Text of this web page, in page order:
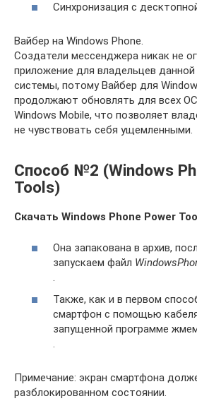
Синхронизация с
Вайбер на Windows Phone.
Создатели мессенджера никак не
приложение для владельцев
системы, потому Вайбер для
продолжают обновлять для всех
Windows Mobile, что позволяет
не чувствовать себя ущемленными.
Способ №2 (Windows
Tools)
Скачать Windows Phone Power
Она запакована в архив,
запускаем файл
.
Также, как и в первом
смартфон с помощью
запущенной программе
.
Примечание: экран смартфона
разблокированном состоянии.